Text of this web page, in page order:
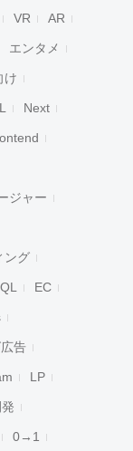
VR AR
エンタメ
け
Next
ジャー
ング
EC
告
LP
0→1